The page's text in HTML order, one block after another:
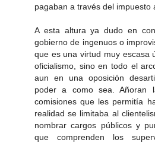
pagaban a través del impuesto
A esta altura ya dudo en
gobierno de ingenuos o
que es una virtud muy escasa
oficialismo, sino en todo el
aun en una oposición
poder a como sea. Añoran
comisiones que les permitía
realidad se limitaba al
nombrar cargos públicos y
que comprenden los